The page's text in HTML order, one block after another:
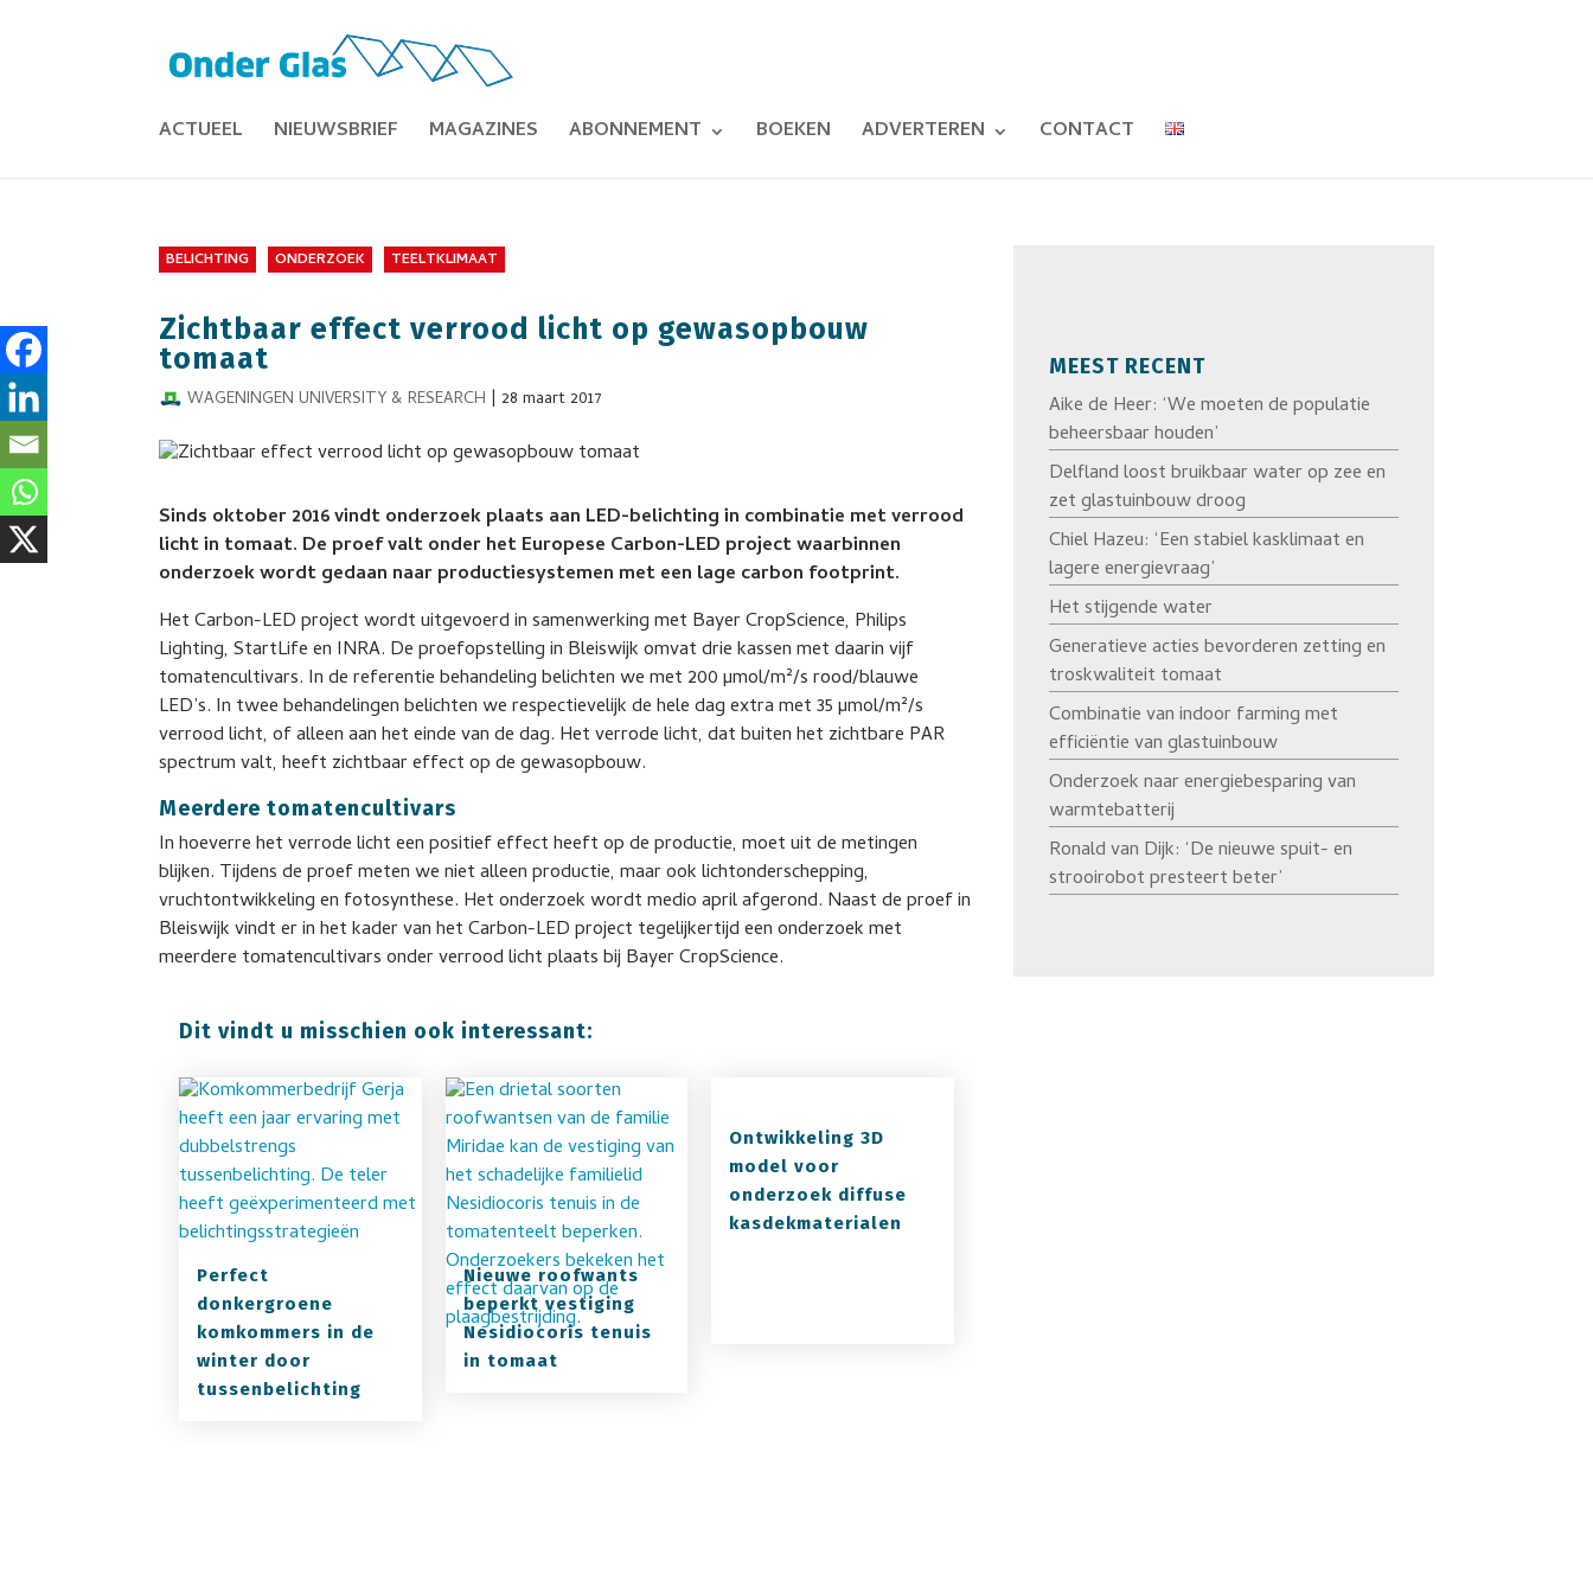
ACTUEEL NIEUWSBRIEF MAGAZINES ABONNEMENT BOEKEN ADVERTEREN CONTACT
BELICHTING ONDERZOEK TEELTKLIMAAT
Zichtbaar effect verrood licht op gewasopbouw
tomaat
WAGENINGEN UNIVERSITY & RESEARCH |28 maart 2017
Sinds oktober 2016 vindt onderzoek plaats aan LED-belichting in combinatie met verrood
licht in tomaat. De proef valt onder het Europese Carbon-LED project waarbinnen
onderzoek wordt gedaan naar productiesystemen met een lage carbon footprint.
Het Carbon-LED project wordt uitgevoerd in samenwerking met Bayer CropScience, Philips
Lighting, StartLife en INRA. De proefopstelling in Bleiswijk omvat drie kassen met daarin vijf
tomatencultivars. In de referentie behandeling belichten we met 200 µmol/m²/s rood/blauwe
LED’s. In twee behandelingen belichten we respectievelijk de hele dag extra met 35 µmol/m²/s
verrood licht, of alleen aan het einde van de dag. Het verrode licht, dat buiten het zichtbare PAR
spectrum valt, heeft zichtbaar effect op de gewasopbouw.
Meerdere tomatencultivars
In hoeverre het verrode licht een positief effect heeft op de productie, moet uit de metingen
blijken. Tijdens de proef meten we niet alleen productie, maar ook lichtonderschepping,
vruchtontwikkeling en fotosynthese. Het onderzoek wordt medio april afgerond. Naast de proef in
Bleiswijk vindt er in het kader van het Carbon-LED project tegelijkertijd een onderzoek met
meerdere tomatencultivars onder verrood licht plaats bij Bayer CropScience.
Dit vindt u misschien ook interessant:
Perfect
donkergroene
komkommers in de
winter door
tussenbelichting
Nieuwe roofwants
beperkt vestiging
Nesidiocoris tenuis
in tomaat
Ontwikkeling 3D
model voor
onderzoek diffuse
kasdekmaterialen
MEEST RECENT
Aike de Heer: ‘We moeten de populatie
beheersbaar houden’
Delfland loost bruikbaar water op zee en
zet glastuinbouw droog
Chiel Hazeu: ‘Een stabiel kasklimaat en
lagere energievraag’
Het stijgende water
Generatieve acties bevorderen zetting en
troskwaliteit tomaat
Combinatie van indoor farming met
efficiëntie van glastuinbouw
Onderzoek naar energiebesparing van
warmtebatterij
Ronald van Dijk: ‘De nieuwe spuit- en
strooirobot presteert beter’